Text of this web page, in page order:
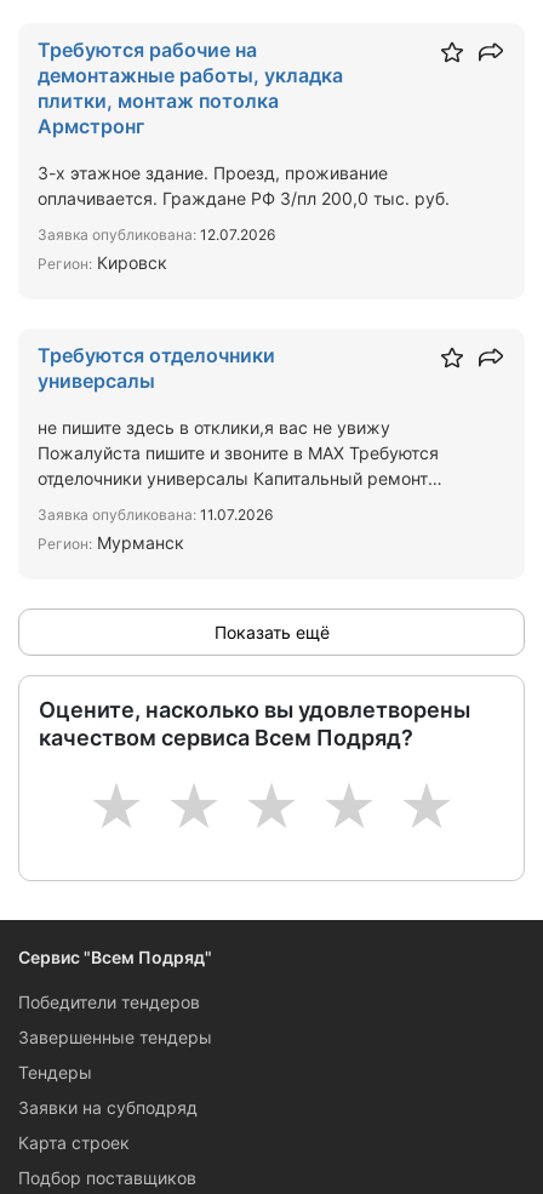
Требуются рабочие на
демонтажные работы, укладка
плитки, монтаж потолка
Армстронг
3-х этажное здание. Проезд, проживание
оплачивается. Граждане РФ З/пл 200,0 тыс. руб.
Заявка опубликована: 12.07.2026
Регион: Кировск
Требуются отделочники
универсалы
не пишите здесь в отклики,я вас не увижу
Пожалуйста пишите и звоните в MAX Требуются
отделочники универсалы Капитальный ремонт
Заявка опубликована: 11.07.2026
Регион: Мурманск
Показать ещё
Оцените, насколько вы удовлетворены
качеством сервиса Всем Подряд?
5
4
3
2
1
Сервис "Всем Подряд"
Победители тендеров
Завершенные тендеры
Тендеры
Заявки на субподряд
Карта строек
Подбор поставщиков